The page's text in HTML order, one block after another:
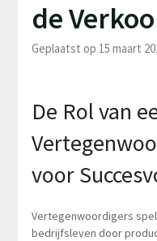
de
Geplaatst op 15 maart
De Rol van
voor
Vertegenwoordigers
bedrijfsleven door